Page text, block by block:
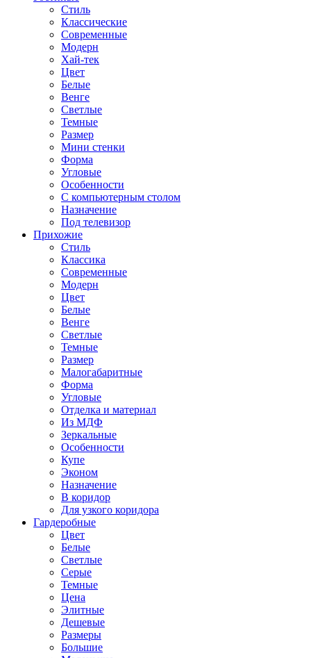
Стиль
Классические
Современные
Модерн
Хай-тек
Цвет
Белые
Венге
Светлые
Темные
Размер
Мини стенки
Форма
Угловые
Особенности
С компьютерным столом
Назначение
Под телевизор
Прихожие
Стиль
Классика
Современные
Модерн
Цвет
Белые
Венге
Светлые
Темные
Размер
Малогабаритные
Форма
Угловые
Отделка и материал
Из МДФ
Зеркальные
Особенности
Купе
Эконом
Назначение
В коридор
Для узкого коридора
Гардеробные
Цвет
Белые
Светлые
Серые
Темные
Цена
Элитные
Дешевые
Размеры
Большие